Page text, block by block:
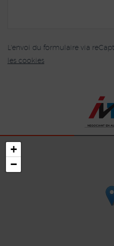
L'envoi du formulaire via
les cookies
+
−